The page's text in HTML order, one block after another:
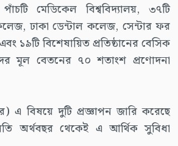
মেডিকেল বিশ্ববিদ্যালয়, ৩৭টি
ঢাকা ডেন্টাল কলেজ, সেন্টার ফর
১৯টি বিশেষায়িত প্রতিষ্ঠানের বেসিক
মূল বেতনের ৭০ শতাংশ প্রণোদনা
এ বিষয়ে দুটি প্রজ্ঞাপন জারি করেছে
অর্থবছর থেকেই এ আর্থিক সুবিধা